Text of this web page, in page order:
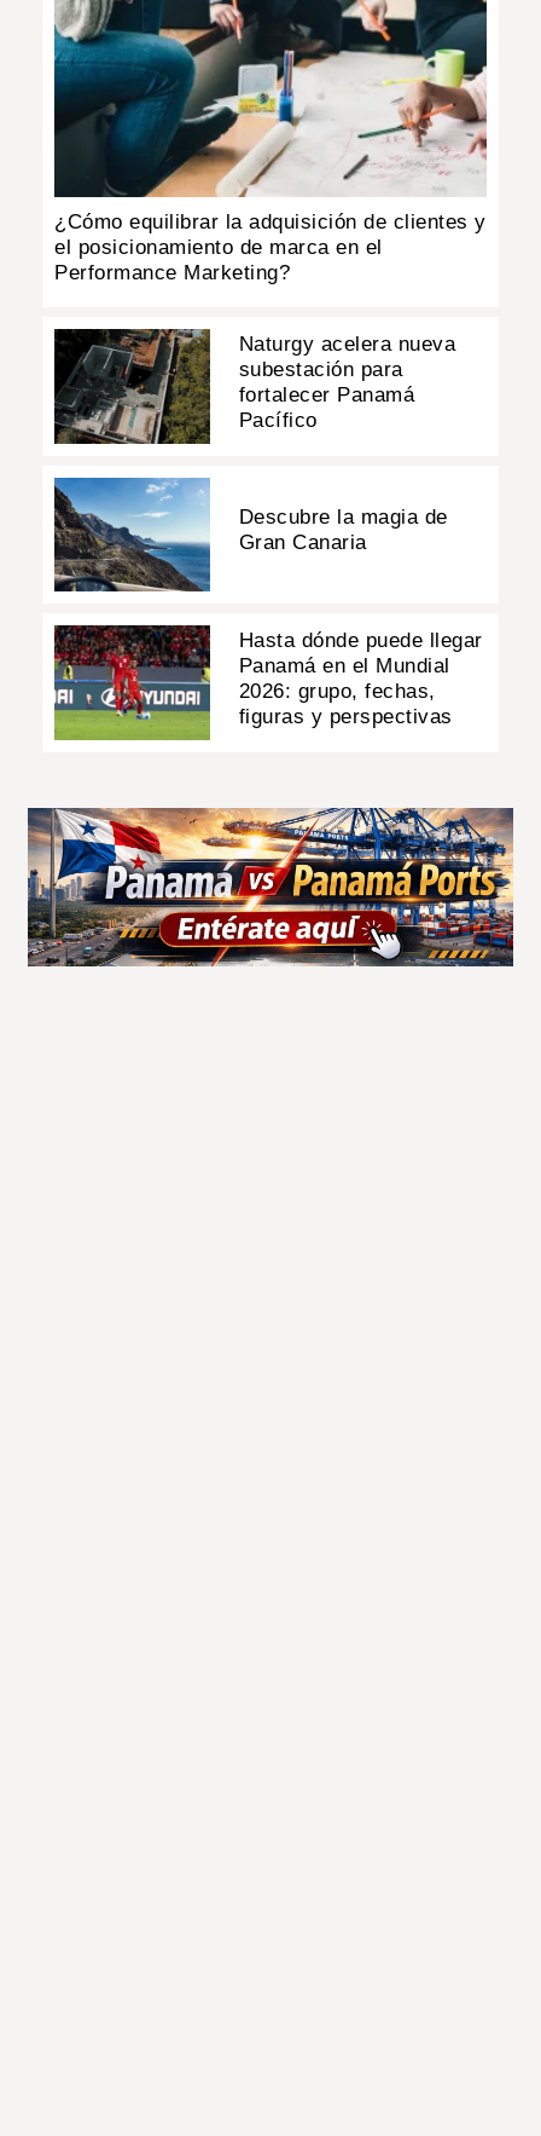
¿Cómo equilibrar la adquisición de clientes y
el posicionamiento de marca en el
Performance Marketing?
Naturgy acelera nueva
subestación para
fortalecer Panamá
Pacífico
Descubre la magia de
Gran Canaria
Hasta dónde puede llegar
Panamá en el Mundial
2026: grupo, fechas,
figuras y perspectivas